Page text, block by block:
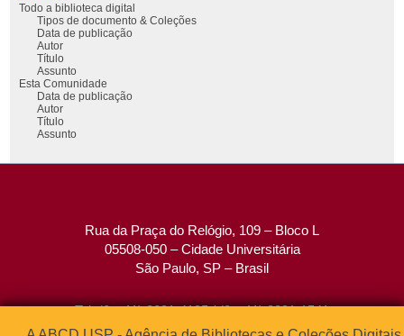
Todo a biblioteca digital
Tipos de documento & Coleções
Data de publicação
Autor
Título
Assunto
Esta Comunidade
Data de publicação
Autor
Título
Assunto
Rua da Praça do Relógio, 109 – Bloco L
05508-050 – Cidade Universitária
São Paulo, SP – Brasil
Tel: (0xx11) 3091-4195 / (0xx11) 3091-1541
Fax: (0xx11) 3091-1567